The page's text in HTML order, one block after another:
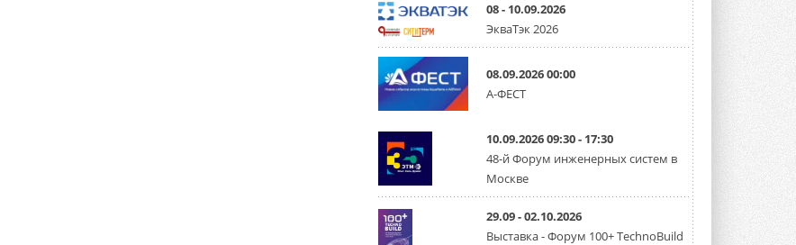
08 - 10.09.2026
ЭкваТэк 2026
08.09.2026 00:00
А-ФЕСТ
10.09.2026 09:30 - 17:30
48-й Форум инженерных систем в
Москве
29.09 - 02.10.2026
Выставка - Форум 100+ TechnoBuild